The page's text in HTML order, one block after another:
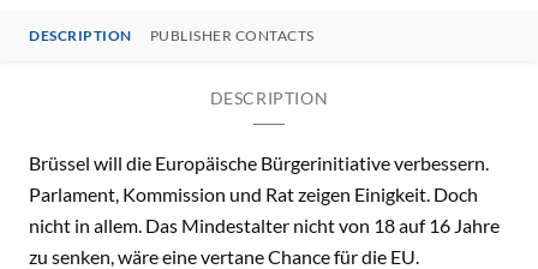
DESCRIPTION PUBLISHER CONTACTS
DESCRIPTION
Brüssel will die Europäische Bürgerinitiative verbessern.
Parlament, Kommission und Rat zeigen Einigkeit. Doch
nicht in allem. Das Mindestalter nicht von 18 auf 16 Jahre
zu senken, wäre eine vertane Chance für die EU.